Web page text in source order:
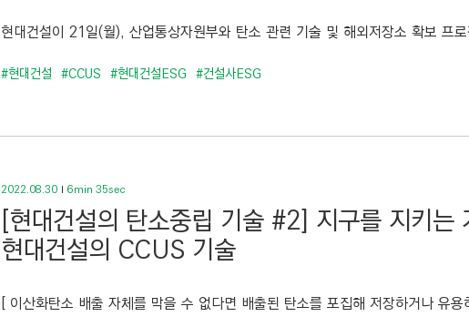
현대건설이 21일(월), 산업통상자원부와 탄소 관련 기술 및 해외저장소 확보 프
#현대건설 #CCUS #현대건설ESG #건설사ESG
2022.08.30 6min 35sec
[현대건설의 탄소중립 기술 #2] 지구를 지키는
현대건설의 CCUS 기술
[ 이산화탄소 배출 자체를 막을 수 없다면 배출된 탄소를 포집해 저장하거나 유